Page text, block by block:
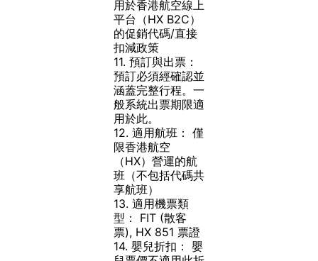
用於香港航空線上
平台（HX B2C）
的促銷代碼/直接
扣減政策
11. 預訂與出票：
預訂必須經確認並
涵蓋完整行程。一
般系統出票期限適
用於此。
12. 適用航班： 僅
限香港航空
（HX）營運的航
班（不包括代碼共
享航班）
13. 適用機票類
型：
FIT (散客
票), HX 851 票證
14. 嬰兒折扣： 嬰